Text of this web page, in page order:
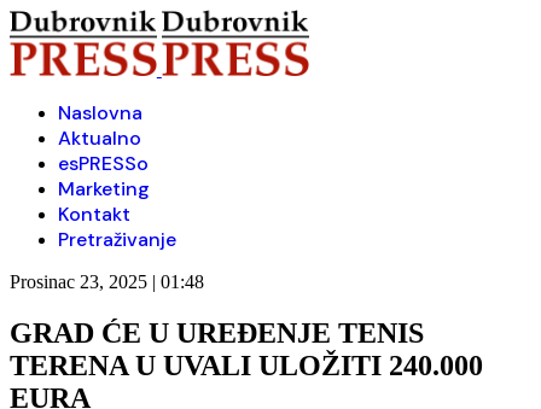
Naslovna
Aktualno
esPRESSo
Marketing
Kontakt
Pretraživanje
Prosinac 23, 2025 | 01:48
GRAD ĆE U UREĐENJE TENIS
TERENA U UVALI ULOŽITI 240.000
EURA